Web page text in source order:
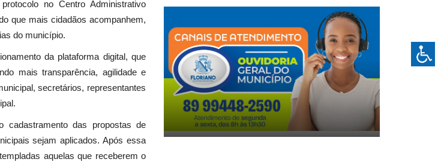
no Centro Administrativo
que mais cidadãos acompanhem,
do município.
da plataforma digital, que
mais transparência, agilidade e
secretários, representantes
cadastramento das propostas de
sejam aplicados. Após essa
aquelas que receberem o